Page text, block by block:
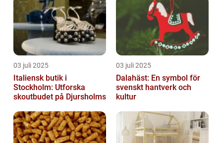
03 juli 2025
Italiensk butik i
Stockholm: Utforska
skoutbudet på Djursholms
03 juli 2025
Dalahäst: En symbol för
svenskt hantverk och
kultur